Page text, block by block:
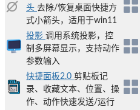
头 去除/恢复桌面快捷方
式小箭头，适用于win11
投影 调用系统投影，控
制多屏幕显示，支持动作
参数输入
快捷面板2.0 剪贴板记
录、收藏文本、位置、操
作、动作快速发送/运行